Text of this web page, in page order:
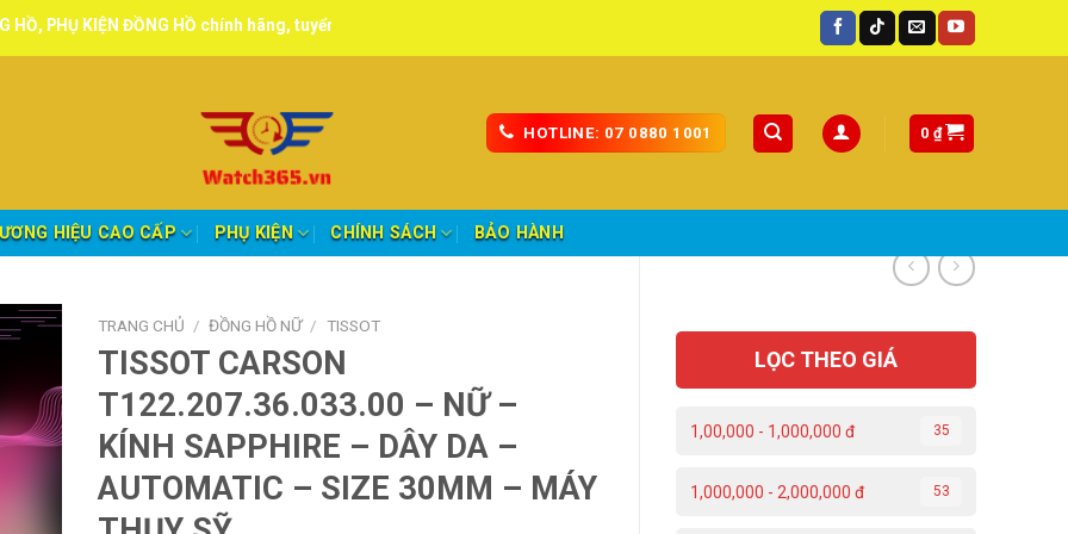
ĐỒNG HỒ chính hãng, tuyển đại lý, CTV giao hàng toàn quốc.
HOTLINE: 07 0880 1001 0 ₫
HIỆU CAO CẤP PHỤ KIỆN CHÍNH SÁCH BẢO HÀNH
LỌC THEO GIÁ
1,00,000 - 1,000,000 đ 35
1,000,000 - 2,000,000 đ 53
TRANG CHỦ / ĐỒNG HỒ NỮ / TISSOT
TISSOT CARSON
T122.207.36.033.00 – NỮ –
KÍNH SAPPHIRE – DÂY DA –
AUTOMATIC – SIZE 30MM – MÁY